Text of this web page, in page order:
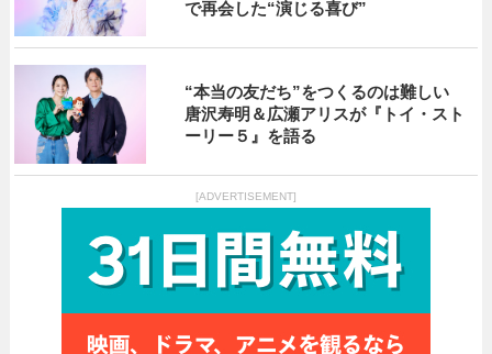
で再会した“演じる喜び”
“本当の友だち”をつくるのは難しい
唐沢寿明＆広瀬アリスが『トイ・スト
ーリー５』を語る
[ADVERTISEMENT]